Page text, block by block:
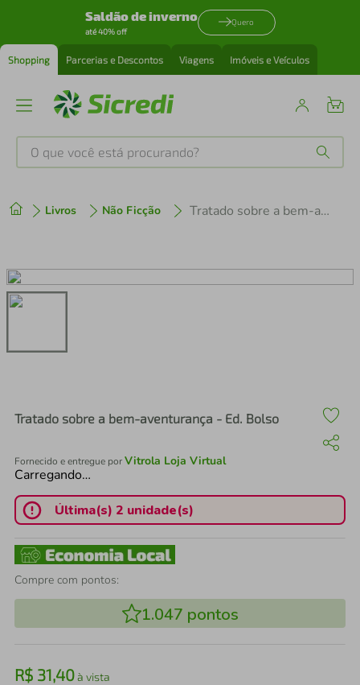
Saldão de inverno
até 40% off
Quero
Shopping Parcerias e Descontos Viagens Imóveis e Veículos
O que você está procurando?
Livros Não Ficção Tratado sobre a bem-aventurança - Ed. Bolso
Tratado sobre a bem-aventurança - Ed. Bolso
Fornecido e entregue porVitrola Loja Virtual
Carregando…
Última(s) 2 unidade(s)
Compre com pontos:
1.047 pontos
R$ 31,40à vista
2º cafeteira